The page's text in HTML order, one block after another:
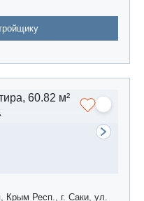
Крым Респ., г. Саки, ул.